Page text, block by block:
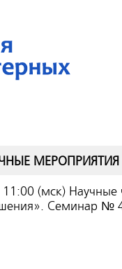
МЕРОПРИЯТИЯ
(мск)
Семинар №